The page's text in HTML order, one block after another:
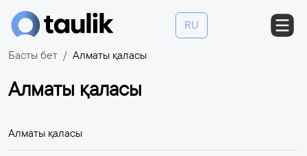
RU
Басты бет Алматы қаласы
Алматы қаласы
Алматы қаласы